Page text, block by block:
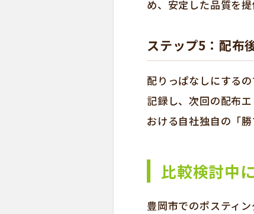
め、安定した品質を提
ステップ5：配布
配りっぱなしにする
記録し、次回の配布
おける自社独自の「勝
比較検討中
豊岡市でのポスティ